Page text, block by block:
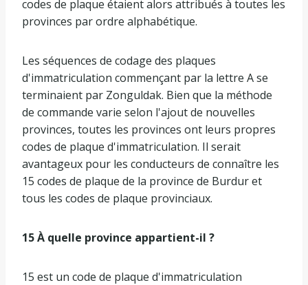
codes de plaque étaient alors attribués à toutes les
provinces par ordre alphabétique.
Les séquences de codage des plaques
d'immatriculation commençant par la lettre A se
terminaient par Zonguldak. Bien que la méthode
de commande varie selon l'ajout de nouvelles
provinces, toutes les provinces ont leurs propres
codes de plaque d'immatriculation. Il serait
avantageux pour les conducteurs de connaître les
15 codes de plaque de la province de Burdur et
tous les codes de plaque provinciaux.
15 À quelle province appartient-il ?
15 est un code de plaque d'immatriculation